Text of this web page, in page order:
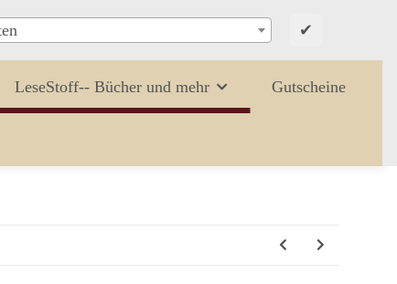
✔
LeseStoff-- Bücher und mehr Gutscheine